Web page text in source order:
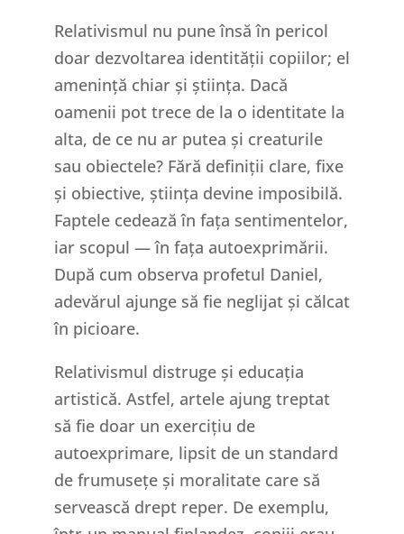
Relativismul nu pune însă în pericol
doar dezvoltarea identității copiilor; el
amenință chiar și știința. Dacă
oamenii pot trece de la o identitate la
alta, de ce nu ar putea și creaturile
sau obiectele? Fără definiții clare, fixe
și obiective, știința devine imposibilă.
Faptele cedează în fața sentimentelor,
iar scopul — în fața autoexprimării.
După cum observa profetul Daniel,
adevărul ajunge să fie neglijat și călcat
în picioare.
Relativismul distruge și educația
artistică. Astfel, artele ajung treptat
să fie doar un exercițiu de
autoexprimare, lipsit de un standard
de frumusețe și moralitate care să
servească drept reper. De exemplu,